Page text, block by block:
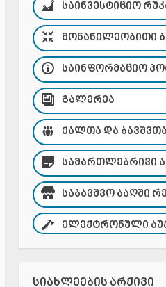
ᲡᲐᲘᲜᲕᲔᲡᲢᲘᲪᲘᲝ
ᲛᲝᲜᲐᲬᲘᲚᲔᲝᲑᲘᲗᲘ
ᲡᲐᲘᲜᲤᲝᲠᲛᲐᲪᲘᲝ
ᲒᲐᲚᲔᲠᲔᲐ
ᲥᲐᲚᲗᲐ ᲓᲐ
ᲡᲐᲛᲐᲠᲗᲚᲔᲑᲠᲘᲕᲘ
ᲡᲐᲑᲐᲕᲨᲕᲝ ᲑᲐᲦᲨᲘ
ᲔᲚᲔᲥᲢᲠᲝᲜᲣᲚᲘ
ᲡᲘᲐᲮᲚᲔᲔᲑᲘᲡ ᲐᲠᲥᲘᲕᲘ